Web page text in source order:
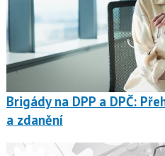
Brigády na DPP a DPČ:
a zdanění